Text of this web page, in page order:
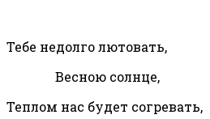
Тебе недолго лютовать,
Весною солнце,
Теплом нас будет согревать,